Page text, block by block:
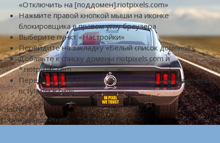
«Отключить на [поддомен].riotpixels.com»
Нажмите правой кнопкой мыши на иконке
блокировщика в правом углу браузера
Выберите пункт «Настройки»
Перейдите на закладку «Белый список доменов»
Добавьте к списку домены riotpixels.com и
*.riotpixels.com
Перезагрузите страницу Riot Pixels, чтобы изменения
вступили в силу
Спасибо!
Команда Riot Pixels.